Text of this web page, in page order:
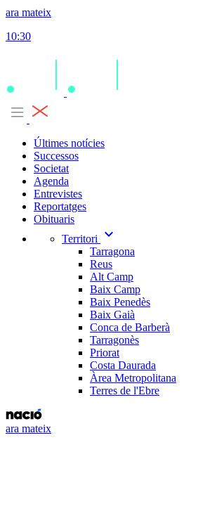
ara mateix
10:30
Últimes notícies
Successos
Societat
Agenda
Entrevistes
Reportatges
Obituaris
Territori
expand_more
Tarragona
Reus
Alt Camp
Baix Camp
Baix Penedès
Baix Gaià
Conca de Barberà
Tarragonès
Priorat
Costa Daurada
Àrea Metropolitana
Terres de l'Ebre
ara mateix